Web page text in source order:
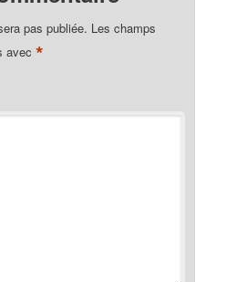
pas publiée. Les champs
avec*